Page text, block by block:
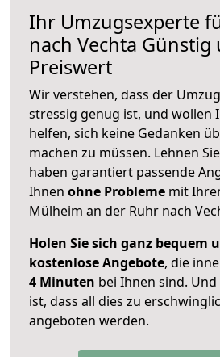
Ihr Umzugsexperte
nach Vechta Günstig
Preiswert
Wir verstehen, dass der
stressig genug ist, und wollen
helfen, sich keine Gedanken
machen zu müssen. Lehnen
haben garantiert passende
Ihnen ohne Probleme mit
Mülheim an der Ruhr nach
Holen Sie sich ganz bequem
kostenlose Angebote, die
4 Minuten bei Ihnen sind.
ist, dass all dies zu
angeboten werden.